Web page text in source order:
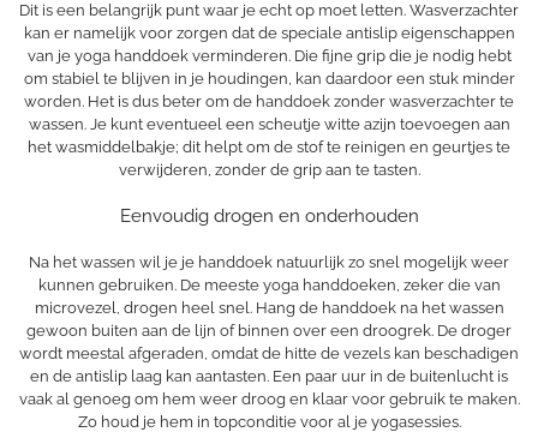
Dit is een belangrijk punt waar je echt op moet letten. Wasverzachter
kan er namelijk voor zorgen dat de speciale antislip eigenschappen
van je yoga handdoek verminderen. Die fijne grip die je nodig hebt
om stabiel te blijven in je houdingen, kan daardoor een stuk minder
worden. Het is dus beter om de handdoek zonder wasverzachter te
wassen. Je kunt eventueel een scheutje witte azijn toevoegen aan
het wasmiddelbakje; dit helpt om de stof te reinigen en geurtjes te
verwijderen, zonder de grip aan te tasten.
Eenvoudig drogen en onderhouden
Na het wassen wil je je handdoek natuurlijk zo snel mogelijk weer
kunnen gebruiken. De meeste yoga handdoeken, zeker die van
microvezel, drogen heel snel. Hang de handdoek na het wassen
gewoon buiten aan de lijn of binnen over een droogrek. De droger
wordt meestal afgeraden, omdat de hitte de vezels kan beschadigen
en de antislip laag kan aantasten. Een paar uur in de buitenlucht is
vaak al genoeg om hem weer droog en klaar voor gebruik te maken.
Zo houd je hem in topconditie voor al je yogasessies.